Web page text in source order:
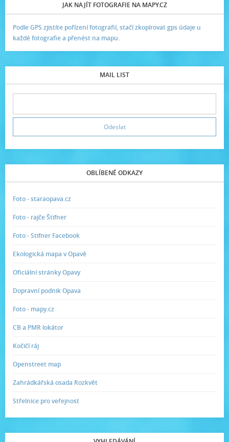
JAK NAJÍT FOTOGRAFIE NA MAPY.CZ
Podle GPS zjistíte pořízení fotografií, stačí zkopírovat gps údaje u
každé fotografie a přenést na mapu.
MAIL LIST
OBLÍBENÉ ODKAZY
Foto - staraopava.cz
Foto - rajče Štifner
Foto - Stifner Facebook
Ekologická mapa v Opavě
Oficiální stránky Opavy
Dopravní podnik Opava
Foto - mapy.cz
CB a PMR lokátor
Kočičí ráj
Openstreet map
Zahrádkářská osada Rozkvět
Střelnice pro veřejnost